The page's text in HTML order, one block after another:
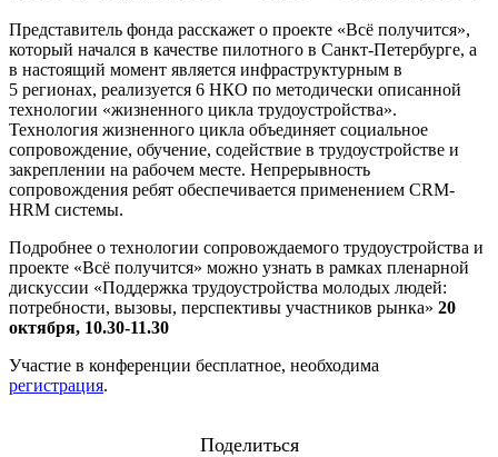
Представитель фонда расскажет о проекте «Всё получится»,
который начался в качестве пилотного в Санкт-Петербурге, а
в настоящий момент является инфраструктурным в
5 регионах, реализуется 6 НКО по методически описанной
технологии «жизненного цикла трудоустройства».
Технология жизненного цикла объединяет социальное
сопровождение, обучение, содействие в трудоустройстве и
закреплении на рабочем месте. Непрерывность
сопровождения ребят обеспечивается применением CRM-
HRM системы.
Подробнее о технологии сопровождаемого трудоустройства и
проекте «Всё получится» можно узнать в рамках пленарной
дискуссии «Поддержка трудоустройства молодых людей:
потребности, вызовы, перспективы участников рынка» 20
октября, 10.30-11.30
Участие в конференции бесплатное, необходима
регистрация.
Поделиться